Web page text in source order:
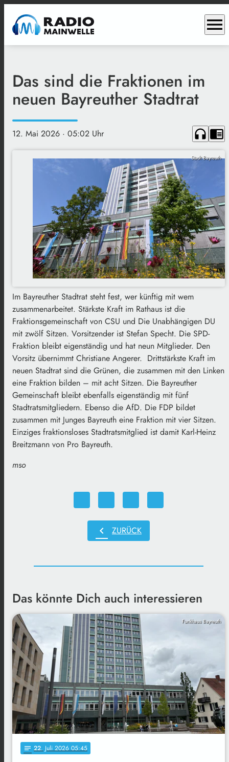
menu
Das sind die Fraktionen im
neuen Bayreuther Stadtrat
12. Mai 2026 · 05:02 Uhr headphones chrome_reader_mode
Stadt Bayreuth
Im Bayreuther Stadtrat steht fest, wer künftig mit wem
zusammenarbeitet. Stärkste Kraft im Rathaus ist die
Fraktionsgemeinschaft von CSU und Die Unabhängigen DU
mit zwölf Sitzen. Vorsitzender ist Stefan Specht. Die SPD-
Fraktion bleibt eigenständig und hat neun Mitglieder. Den
Vorsitz übernimmt Christiane Angerer. Drittstärkste Kraft im
neuen Stadtrat sind die Grünen, die zusammen mit den Linken
eine Fraktion bilden – mit acht Sitzen. Die Bayreuther
Gemeinschaft bleibt ebenfalls eigenständig mit fünf
Stadtratsmitgliedern. Ebenso die AfD. Die FDP bildet
zusammen mit Junges Bayreuth eine Fraktion mit vier Sitzen.
Einziges fraktionsloses Stadtratsmitglied ist damit Karl-Heinz
Breitzmann von Pro Bayreuth.
mso
chevron_left ZURÜCK
Das könnte Dich auch interessieren
Funkhaus Bayreuth
notes 22. Juli 2026 05:45